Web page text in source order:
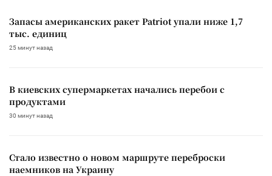
Запасы американских ракет Patriot упали ниже 1,7
тыс. единиц
25 минут назад
В киевских супермаркетах начались перебои с
продуктами
30 минут назад
Стало известно о новом маршруте переброски
наемников на Украину